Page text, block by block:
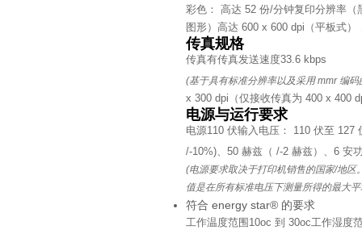
彩色： 高达 52 份/分钟复印分辨率（
图形） 高达 600 x 600 dpi（平板式
传真规格
传真有传真发送速度33.6 kbps
(基于具有标准分辨率以及采用 mmr 编
x 300 dpi（仅接收传真为 400 x 400
电源与运行要求
电源110 伏输入电压： 110 伏至 127
/-10%)、50 赫兹（ /-2 赫兹）、6 安
(电源要求取决于打印机销售的国家/地区
值是在所有标准电压下测量所得的最大
符合 energy star® 的要求
工作温度范围 10oc 到 30oc工作湿度